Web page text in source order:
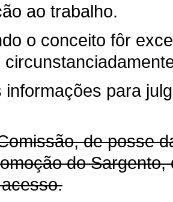
ao trabalho.
o conceito fôr
informações para
de posse
do